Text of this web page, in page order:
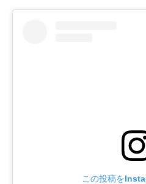
この投稿を